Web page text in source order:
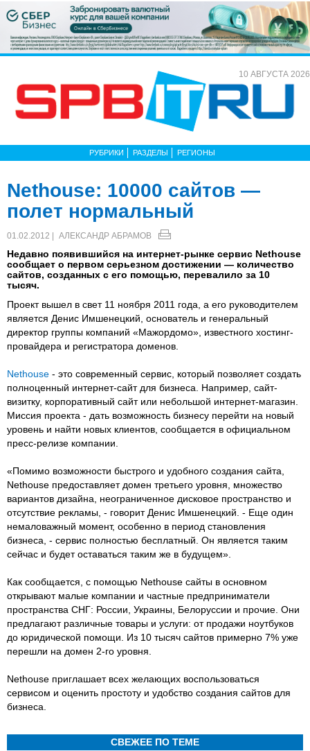
10 АВГУСТА 2026
РУБРИКИ РАЗДЕЛЫ РЕГИОНЫ
Nethouse: 10000 сайтов —
полет нормальный
01.02.2012 | АЛЕКСАНДР АБРАМОВ
Недавно появившийся на интернет-рынке сервис Nethouse
сообщает о первом серьезном достижении — количество
сайтов, созданных с его помощью, перевалило за 10
тысяч.
Проект вышел в свет 11 ноября 2011 года, а его руководителем
является Денис Имшенецкий, основатель и генеральный
директор группы компаний «Мажордомо», известного хостинг-
провайдера и регистратора доменов.
Nethouse - это современный сервис, который позволяет создать
полноценный интернет-сайт для бизнеса. Например, сайт-
визитку, корпоративный сайт или небольшой интернет-магазин.
Миссия проекта - дать возможность бизнесу перейти на новый
уровень и найти новых клиентов, сообщается в официальном
пресс-релизе компании.
«Помимо возможности быстрого и удобного создания сайта,
Nethouse предоставляет домен третьего уровня, множество
вариантов дизайна, неограниченное дисковое пространство и
отсутствие рекламы, - говорит Денис Имшенецкий. - Еще один
немаловажный момент, особенно в период становления
бизнеса, - сервис полностью бесплатный. Он является таким
сейчас и будет оставаться таким же в будущем».
Как сообщается, с помощью Nethouse сайты в основном
открывают малые компании и частные предприниматели
пространства СНГ: России, Украины, Белоруссии и прочие. Они
предлагают различные товары и услуги: от продажи ноутбуков
до юридической помощи. Из 10 тысяч сайтов примерно 7% уже
перешли на домен 2-го уровня.
Nethouse приглашает всех желающих воспользоваться
сервисом и оценить простоту и удобство создания сайтов для
бизнеса.
СВЕЖЕЕ ПО ТЕМЕ